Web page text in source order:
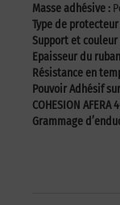
Masse adhésive :
Type de protecteur
Support et couleur
Epaisseur du
Résistance en
Pouvoir Adhésif
COHESION AFERA
Grammage